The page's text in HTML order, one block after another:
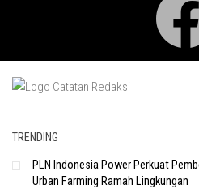
TRENDING
PLN Indonesia Power Perkuat
Urban Farming Ramah Lingkungan